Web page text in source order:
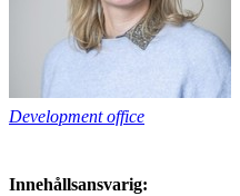
Development office
Innehållsansvarig: